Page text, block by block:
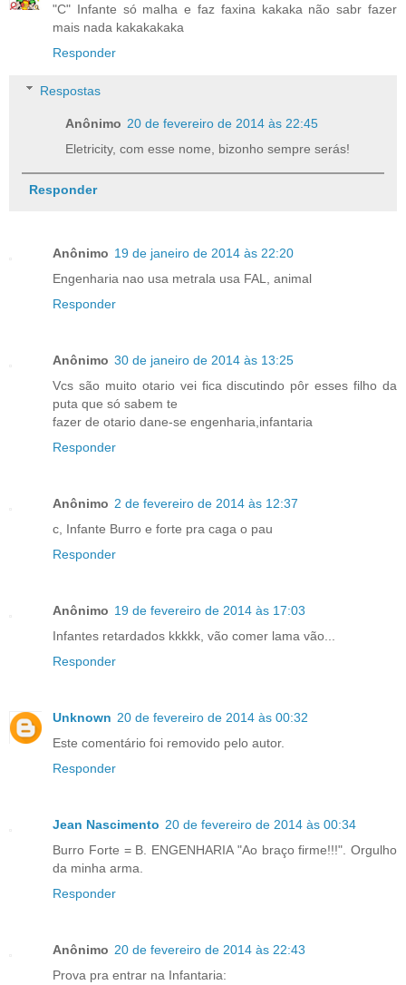
"C" Infante só malha e faz faxina kakaka não sabr fazer
mais nada kakakakaka
Responder
Respostas
Anônimo 20 de fevereiro de 2014 às 22:45
Eletricity, com esse nome, bizonho sempre serás!
Responder
Anônimo 19 de janeiro de 2014 às 22:20
Engenharia nao usa metrala usa FAL, animal
Responder
Anônimo 30 de janeiro de 2014 às 13:25
Vcs são muito otario vei fica discutindo pôr esses filho da
puta que só sabem te
fazer de otario dane-se engenharia,infantaria
Responder
Anônimo 2 de fevereiro de 2014 às 12:37
c, Infante Burro e forte pra caga o pau
Responder
Anônimo 19 de fevereiro de 2014 às 17:03
Infantes retardados kkkkk, vão comer lama vão...
Responder
Unknown 20 de fevereiro de 2014 às 00:32
Este comentário foi removido pelo autor.
Responder
Jean Nascimento 20 de fevereiro de 2014 às 00:34
Burro Forte = B. ENGENHARIA "Ao braço firme!!!". Orgulho
da minha arma.
Responder
Anônimo 20 de fevereiro de 2014 às 22:43
Prova pra entrar na Infantaria: